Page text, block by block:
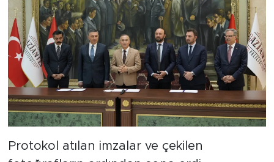
Protokol atılan imzalar ve çekilen